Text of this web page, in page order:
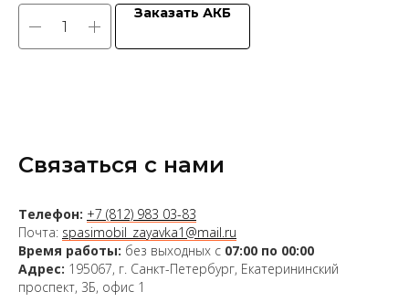
Заказать АКБ
Связаться с нами
Телефон: +7 (812) 983 03-83
Почта: spasimobil_zayavka1@mail.ru
Время работы: без выходных с 07:00 по 00:00
Адрес: 195067, г. Санкт-Петербург, Екатерининский
проспект, 3Б, офис 1